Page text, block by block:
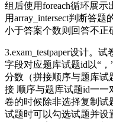
组后使用foreach循环展示
用array_intersect判断答
小于答案个数则回答不正
3.exam_testpaper设计。
字段对应题库试题id以“
分数（拼接顺序与题库试
接 顺序与题库试题id一
卷的时候除非选择复制试
试题时可以勾选试题并设